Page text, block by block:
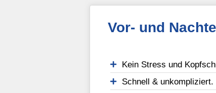
Vor- und
Kein Stress und
Schnell & unkompliziert.